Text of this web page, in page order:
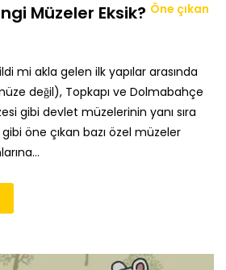
Müzeler Eksik? Öne çıkan
mi akla gelen ilk yapılar arasında
değil), Topkapı ve Dolmabahçe
gibi devlet müzelerinin yanı sıra
gibi öne çıkan bazı özel müzeler